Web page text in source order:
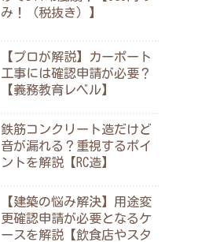
み！（税抜き）】
【プロが解説】カーポート
工事には確認申請が必要？
【義務教育レベル】
鉄筋コンクリート造だけど
音が漏れる？重視するポイ
ントを解説【RC造】
【建築の悩み解決】用途変
更確認申請が必要となるケ
ースを解説【飲食店やスタ